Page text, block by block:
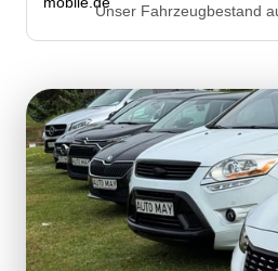
Unser Fahrzeugbestand